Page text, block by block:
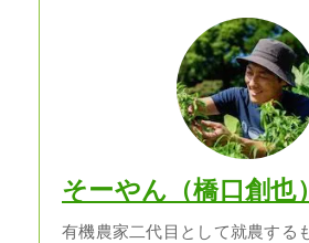
そーやん（橋口創也）
有機農家二代目として就農する